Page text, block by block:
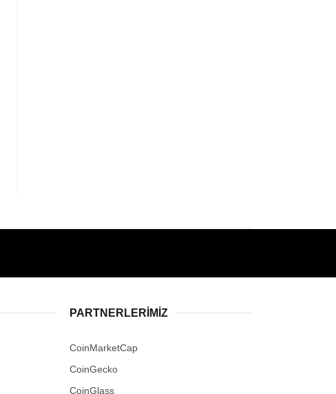
PARTNERLERIMIZ
CoinMarketCap
CoinGecko
CoinGlass